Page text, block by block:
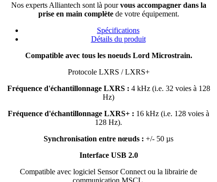
Nos experts Alliantech sont là pourvous accompagner dans la
prise en main complètede votre équipement.
Spécifications
Détails du produit
Compatible avec tous les noeuds Lord Microstrain.
Protocole LXRS / LXRS+
Fréquence d'échantillonnage LXRS : 4 kHz (i.e. 32 voies à 128
Hz)
Fréquence d'échantillonnage LXRS+ : 16 kHz (i.e. 128 voies à
128 Hz).
Synchronisation entre nœuds : +/- 50 µs
Interface USB 2.0
Compatible avec logiciel Sensor Connect ou la librairie de
communication MSCL.